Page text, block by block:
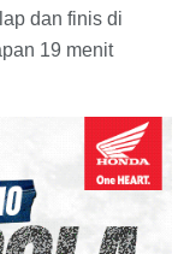
dan finis di
19 menit